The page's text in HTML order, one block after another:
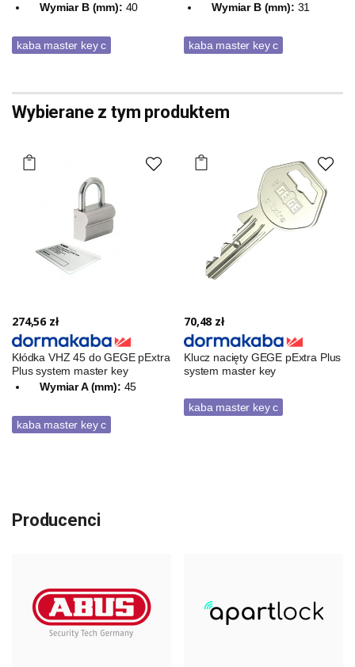
Wymiar B (mm): 40
kaba master key c
Wymiar B (mm): 31
kaba master key c
Wybierane z tym produktem
274,56 zł
Kłódka VHZ 45 do GEGE pExtra
Plus system master key
Wymiar A (mm): 45
kaba master key c
70,48 zł
Klucz nacięty GEGE pExtra Plus
system master key
kaba master key c
Producenci